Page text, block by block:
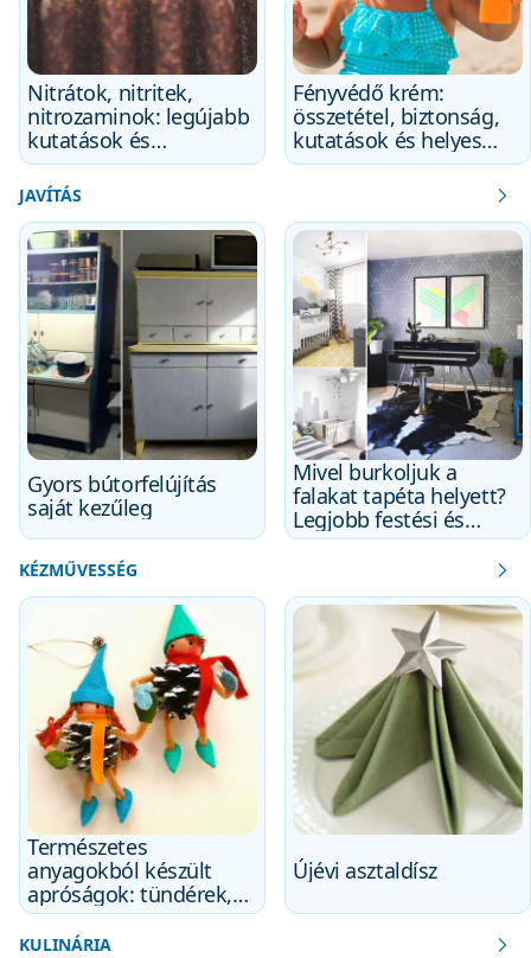
Nitrátok, nitritek,
nitrozaminok: legújabb
kutatások és
tartósítószerek
története
Fényvédő krém:
összetétel, biztonság,
kutatások és helyes
használat
JAVÍTÁS
Gyors bútorfelújítás
saját kezűleg
Mivel burkoljuk a
falakat tapéta helyett?
Legjobb festési és
burkolási módszerek
KÉZMŰVESSÉG
Természetes
anyagokból készült
apróságok: tündérek,
manók, gnómok
Újévi asztaldísz
KULINÁRIA